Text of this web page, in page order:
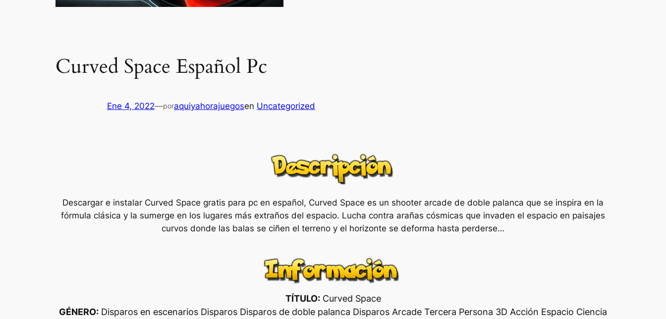
Curved Space Español Pc
Ene 4, 2022—poraquiyahorajuegosen Uncategorized
Descargar e instalar Curved Space gratis para pc en español, Curved Space es un shooter arcade de doble palanca que se inspira en la
fórmula clásica y la sumerge en los lugares más extraños del espacio. Lucha contra arañas cósmicas que invaden el espacio en paisajes
curvos donde las balas se ciñen el terreno y el horizonte se deforma hasta perderse…
TÍTULO:Curved Space
GÉNERO: Disparos en escenarios Disparos Disparos de doble palanca Disparos Arcade Tercera Persona 3D Acción Espacio Ciencia